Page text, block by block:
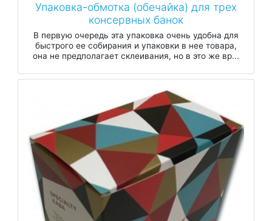
Упаковка-обмотка (обечайка) для трех
консервных банок
В первую очередь эта упаковка очень удобна для
быстрого ее собирания и упаковки в нее товара,
она не предполагает склеивания, но в это же вр...